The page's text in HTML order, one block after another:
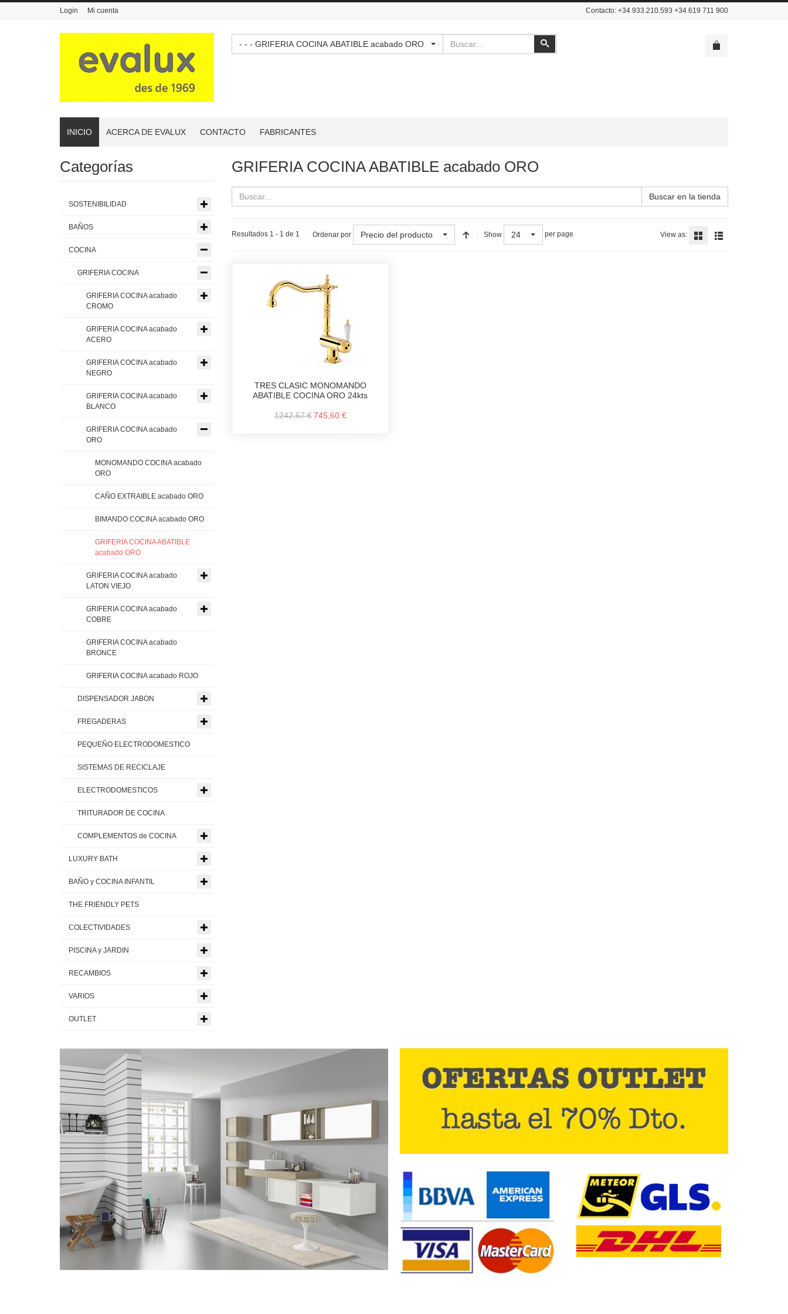
Login Mi cuenta Contacto: +34 933.210.593 +34 619 711 900
- - - GRIFERIA COCINA ABATIBLE acabado ORO Buscar
INICIO ACERCA DE EVALUX CONTACTO FABRICANTES
GRIFERIA COCINA ABATIBLE acabado ORO
Buscar en la tienda
Resultados 1 - 1 de 1 Ordenar por Precio del producto Show 24 per page View as:
TRES CLASIC MONOMANDO
ABATIBLE COCINA ORO 24kts
1242,67 € 745,60 €
Categorías
SOSTENIBILIDAD
BAÑOS
COCINA
GRIFERIA COCINA
GRIFERIA COCINA acabado
CROMO
GRIFERIA COCINA acabado
ACERO
GRIFERIA COCINA acabado
NEGRO
GRIFERIA COCINA acabado
BLANCO
GRIFERIA COCINA acabado
ORO
MONOMANDO COCINA acabado
ORO
CAÑO EXTRAIBLE acabado ORO
BIMANDO COCINA acabado ORO
GRIFERIA COCINA ABATIBLE
acabado ORO
GRIFERIA COCINA acabado
LATON VIEJO
GRIFERIA COCINA acabado
COBRE
GRIFERIA COCINA acabado
BRONCE
GRIFERIA COCINA acabado ROJO
DISPENSADOR JABON
FREGADERAS
PEQUEÑO ELECTRODOMESTICO
SISTEMAS DE RECICLAJE
ELECTRODOMESTICOS
TRITURADOR DE COCINA
COMPLEMENTOS de COCINA
LUXURY BATH
BAÑO y COCINA INFANTIL
THE FRIENDLY PETS
COLECTIVIDADES
PISCINA y JARDIN
RECAMBIOS
VARIOS
OUTLET